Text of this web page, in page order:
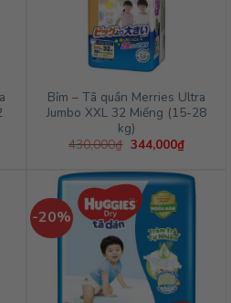
Bỉm – Tã quần Merries Ultra
Jumbo XXL 32 Miếng (15-28
kg)
430,000₫ Giá
là:
430,000₫.
344,000₫Giá
hiện
là:
-20%